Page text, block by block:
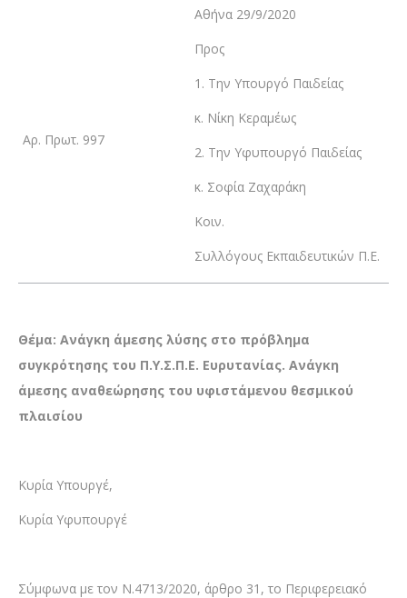
Αρ. Πρωτ. 997
Αθήνα 29/9/2020
Προς
1. Την Υπουργό Παιδείας
κ. Νίκη Κεραμέως
2. Την Υφυπουργό Παιδείας
κ. Σοφία Ζαχαράκη
Κοιν.
Συλλόγους Εκπαιδευτικών Π.Ε.
Θέμα: Ανάγκη άμεσης λύσης στο πρόβλημα
συγκρότησης του Π.Υ.Σ.Π.Ε. Ευρυτανίας. Ανάγκη
άμεσης αναθεώρησης του υφιστάμενου θεσμικού
πλαισίου
Κυρία Υπουργέ,
Κυρία Υφυπουργέ
Σύμφωνα με τον Ν.4713/2020, άρθρο 31, το Περιφερειακό